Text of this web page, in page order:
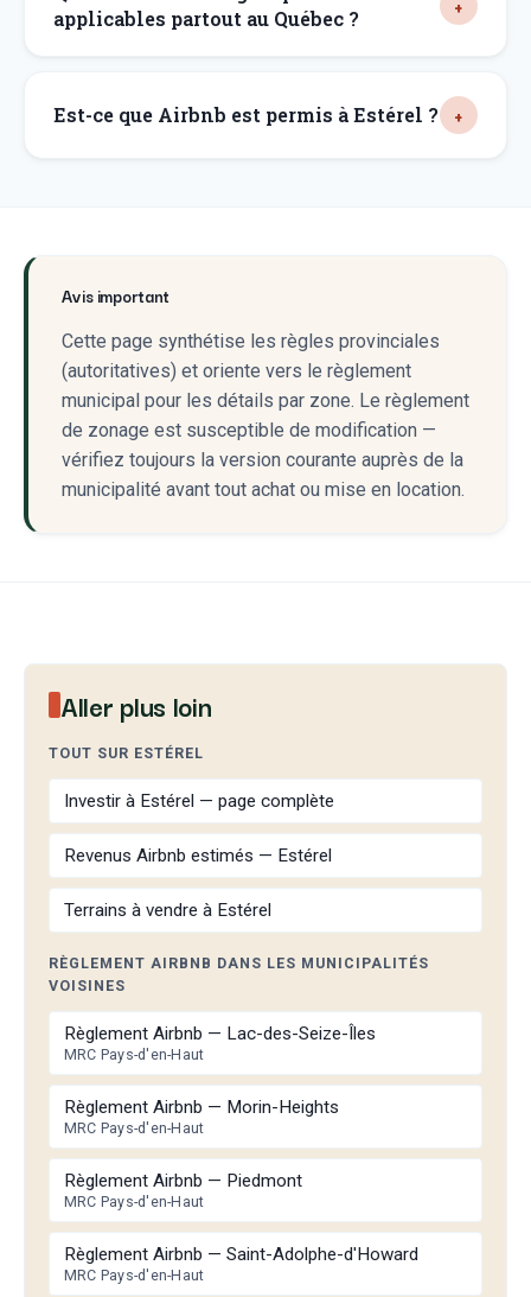
applicables partout au Québec ?
Est-ce que Airbnb est permis à Estérel ?
Avis important
Cette page synthétise les règles provinciales
(autoritatives) et oriente vers le règlement
municipal pour les détails par zone. Le règlement
de zonage est susceptible de modification —
vérifiez toujours la version courante auprès de la
municipalité avant tout achat ou mise en location.
Aller plus loin
TOUT SUR ESTÉREL
Investir à Estérel — page complète
Revenus Airbnb estimés — Estérel
Terrains à vendre à Estérel
RÈGLEMENT AIRBNB DANS LES MUNICIPALITÉS
VOISINES
Règlement Airbnb — Lac-des-Seize-Îles
MRC Pays-d'en-Haut
Règlement Airbnb — Morin-Heights
MRC Pays-d'en-Haut
Règlement Airbnb — Piedmont
MRC Pays-d'en-Haut
Règlement Airbnb — Saint-Adolphe-d'Howard
MRC Pays-d'en-Haut